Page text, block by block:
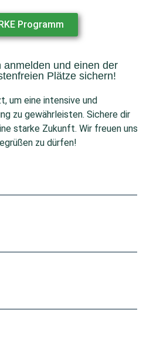
Programm
anmelden und einen der
Plätze sichern!
um eine intensive und
zu gewährleisten. Sichere dir
starke Zukunft. Wir freuen uns
zu dürfen!